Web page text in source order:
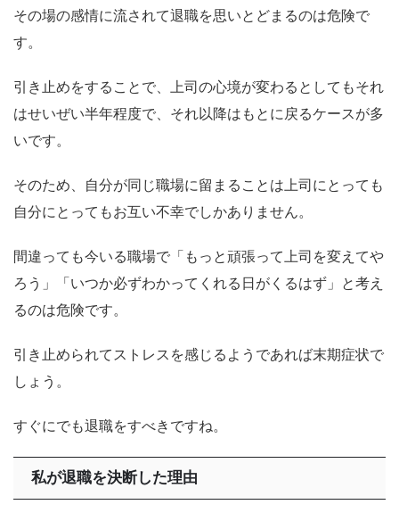
その場の感情に流されて退職を思いとどまるのは危険で
す。
引き止めをすることで、上司の心境が変わるとしてもそれ
はせいぜい半年程度で、それ以降はもとに戻るケースが多
いです。
そのため、自分が同じ職場に留まることは上司にとっても
自分にとってもお互い不幸でしかありません。
間違っても今いる職場で「もっと頑張って上司を変えてや
ろう」「いつか必ずわかってくれる日がくるはず」と考え
るのは危険です。
引き止められてストレスを感じるようであれば末期症状で
しょう。
すぐにでも退職をすべきですね。
私が退職を決断した理由